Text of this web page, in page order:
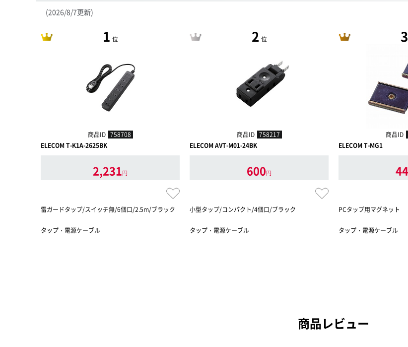
(2026/8/7更新)
1 位
商品ID 758708
ELECOM T-K1A-2625BK
2,231円
雷ガードタップ/スイッチ無/6個口/2.5m/ブラック
タップ・電源ケーブル
2 位
商品ID 758217
ELECOM AVT-M01-24BK
600円
小型タップ/コンパクト/4個口/ブラック
タップ・電源ケーブル
3
商品ID
ELECOM T-MG1
PCタップ用マグネット
タップ・電源ケーブル
商品レビュー